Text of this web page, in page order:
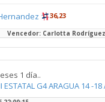
36,23
Vencedor: Carlotta Rodríguez
1 día..
ESTATAL G4 ARAGUA 14 -